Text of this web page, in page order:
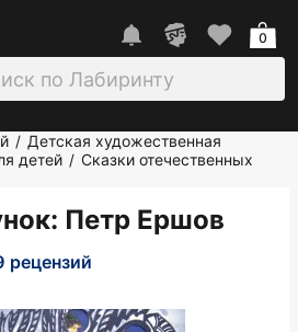
0
/ Детская художественная
детей / Сказки отечественных
: Петр Ершов
рецензий